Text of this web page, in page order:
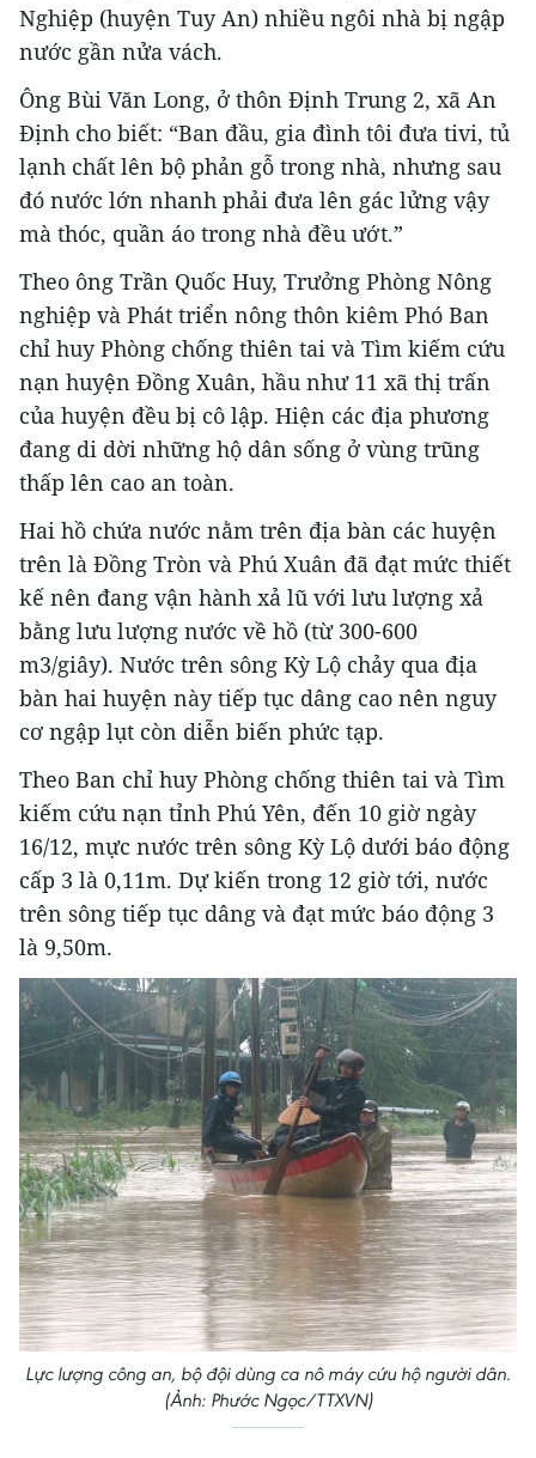
Nghiệp (huyện Tuy An) nhiều ngôi nhà bị ngập
nước gần nửa vách.
Ông Bùi Văn Long, ở thôn Định Trung 2, xã An
Định cho biết: “Ban đầu, gia đình tôi đưa tivi, tủ
lạnh chất lên bộ phản gỗ trong nhà, nhưng sau
đó nước lớn nhanh phải đưa lên gác lửng vậy
mà thóc, quần áo trong nhà đều ướt.”
Theo ông Trần Quốc Huy, Trưởng Phòng Nông
nghiệp và Phát triển nông thôn kiêm Phó Ban
chỉ huy Phòng chống thiên tai và Tìm kiếm cứu
nạn huyện Đồng Xuân, hầu như 11 xã thị trấn
của huyện đều bị cô lập. Hiện các địa phương
đang di dời những hộ dân sống ở vùng trũng
thấp lên cao an toàn.
Hai hồ chứa nước nằm trên địa bàn các huyện
trên là Đồng Tròn và Phú Xuân đã đạt mức thiết
kế nên đang vận hành xả lũ với lưu lượng xả
bằng lưu lượng nước về hồ (từ 300-600
m3/giây). Nước trên sông Kỳ Lộ chảy qua địa
bàn hai huyện này tiếp tục dâng cao nên nguy
cơ ngập lụt còn diễn biến phức tạp.
Theo Ban chỉ huy Phòng chống thiên tai và Tìm
kiếm cứu nạn tỉnh Phú Yên, đến 10 giờ ngày
16/12, mực nước trên sông Kỳ Lộ dưới báo động
cấp 3 là 0,11m. Dự kiến trong 12 giờ tới, nước
trên sông tiếp tục dâng và đạt mức báo động 3
là 9,50m.
Lực lượng công an, bộ đội dùng ca nô máy cứu hộ người dân.
(Ảnh: Phước Ngọc/TTXVN)